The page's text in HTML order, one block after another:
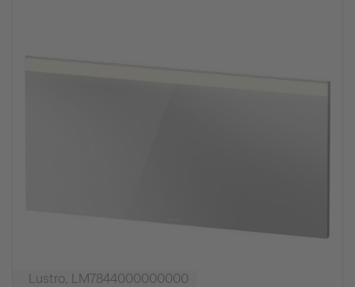
Lustro, LM7844000000000